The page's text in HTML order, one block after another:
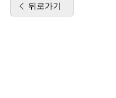
뒤로가기